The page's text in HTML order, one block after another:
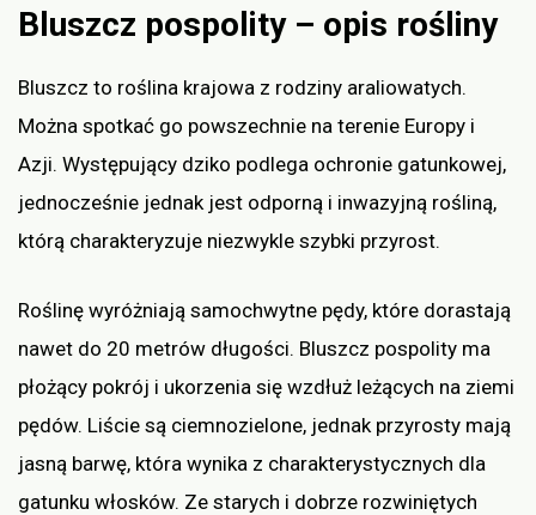
Bluszcz pospolity – opis rośliny
Bluszcz to roślina krajowa z rodziny araliowatych.
Można spotkać go powszechnie na terenie Europy i
Azji. Występujący dziko podlega ochronie gatunkowej,
jednocześnie jednak jest odporną i inwazyjną rośliną,
którą charakteryzuje niezwykle szybki przyrost.
Roślinę wyróżniają samochwytne pędy, które dorastają
nawet do 20 metrów długości. Bluszcz pospolity ma
płożący pokrój i ukorzenia się wzdłuż leżących na ziemi
pędów. Liście są ciemnozielone, jednak przyrosty mają
jasną barwę, która wynika z charakterystycznych dla
gatunku włosków. Ze starych i dobrze rozwiniętych